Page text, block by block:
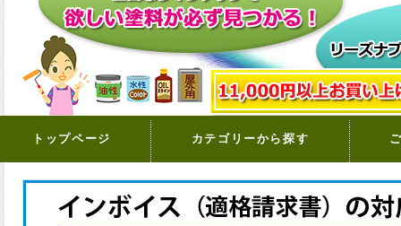
トップページ カテゴリーから探す